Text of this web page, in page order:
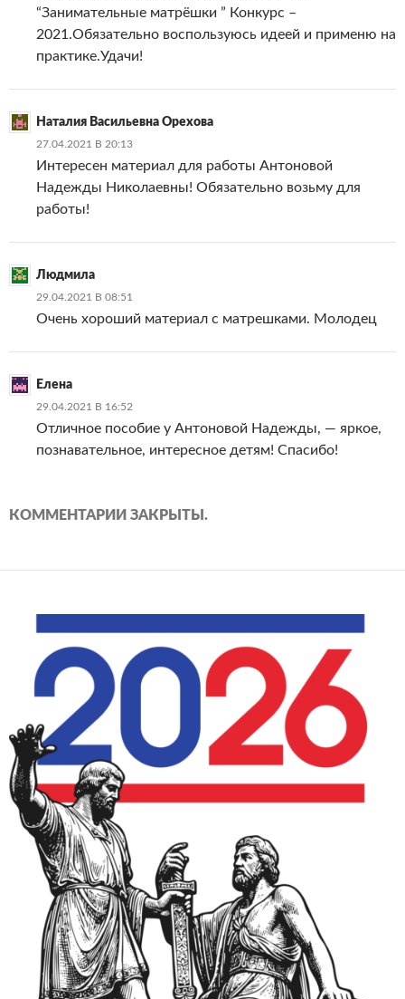
“Занимательные матрёшки ” Конкурс –
2021.Обязательно воспользуюсь идеей и применю на
практике.Удачи!
Наталия Васильевна Орехова
27.04.2021 В 20:13
Интересен материал для работы Антоновой
Надежды Николаевны! Обязательно возьму для
работы!
Людмила
29.04.2021 В 08:51
Очень хороший материал с матрешками. Молодец
Елена
29.04.2021 В 16:52
Отличное пособие у Антоновой Надежды, — яркое,
познавательное, интересное детям! Спасибо!
КОММЕНТАРИИ ЗАКРЫТЫ.